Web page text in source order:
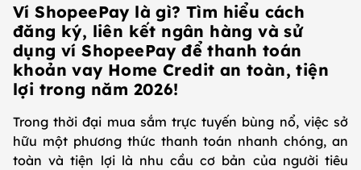
Ví ShopeePay là gì? Tìm hiểu cách
đăng ký, liên kết ngân hàng và sử
dụng ví ShopeePay để thanh toán
khoản vay Home Credit an toàn, tiện
lợi trong năm 2026!
Trong thời đại mua sắm trực tuyến bùng nổ, việc sở
hữu một phương thức thanh toán nhanh chóng, an
toàn và tiện lợi là nhu cầu cơ bản của người tiêu